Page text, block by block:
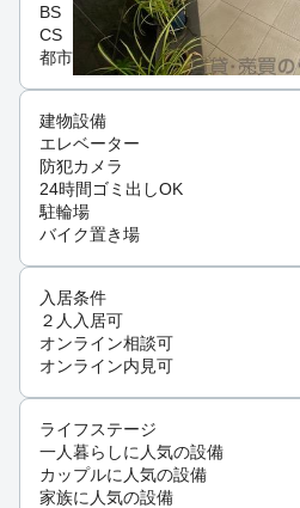
BS
CS
都市ガス
建物設備
エレベーター
防犯カメラ
24時間ゴミ出しOK
駐輪場
バイク置き場
入居条件
２人入居可
オンライン相談可
オンライン内見可
ライフステージ
一人暮らしに人気の設備
カップルに人気の設備
家族に人気の設備